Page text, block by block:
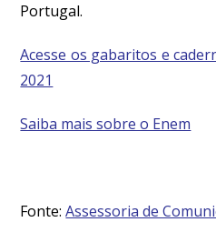
Portugal.
Acesse os gabaritos e
2021
Saiba mais sobre o Enem
Fonte:Assessoria de